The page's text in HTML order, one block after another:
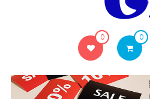
MAKTOP.MK
0 0